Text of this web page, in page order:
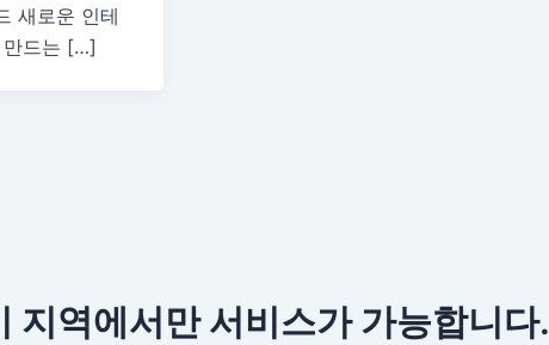
새로운 인테
만드는 […]
지역에서만 서비스가 가능합니다.